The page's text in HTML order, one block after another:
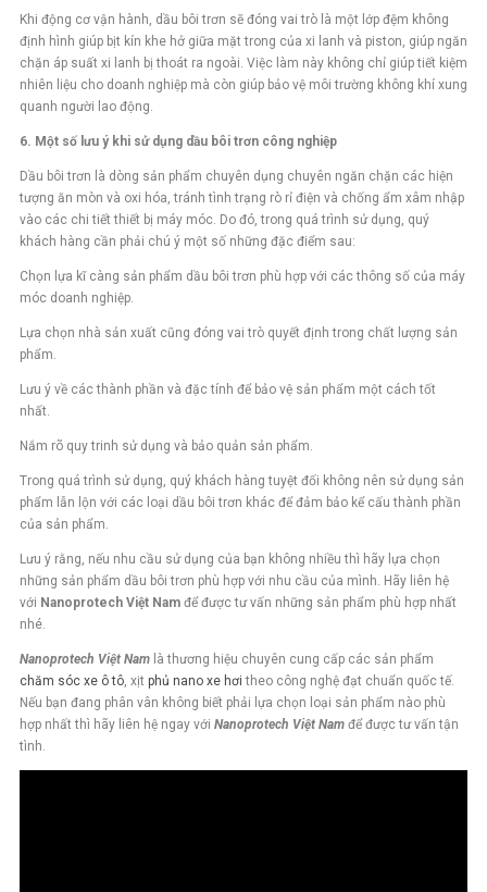
Khi động cơ vận hành, dầu bôi trơn sẽ đóng vai trò là một lớp đệm không
định hình giúp bịt kín khe hở giữa mặt trong của xi lanh và piston, giúp ngăn
chặn áp suất xi lanh bị thoát ra ngoài. Việc làm này không chỉ giúp tiết kiệm
nhiên liệu cho doanh nghiệp mà còn giúp bảo vệ môi trường không khí xung
quanh người lao động.
6. Một số lưu ý khi sử dụng dầu bôi trơn công nghiệp
Dầu bôi trơn là dòng sản phẩm chuyên dụng chuyên ngăn chặn các hiện
tượng ăn mòn và oxi hóa, tránh tình trạng rò rỉ điện và chống ẩm xâm nhập
vào các chi tiết thiết bị máy móc. Do đó, trong quá trình sử dụng, quý
khách hàng cần phải chú ý một số những đặc điểm sau:
Chọn lựa kĩ càng sản phẩm dầu bôi trơn phù hợp với các thông số của máy
móc doanh nghiệp.
Lựa chọn nhà sản xuất cũng đóng vai trò quyết định trong chất lượng sản
phẩm.
Lưu ý về các thành phần và đặc tính để bảo vệ sản phẩm một cách tốt
nhất.
Nắm rõ quy trinh sử dụng và bảo quản sản phẩm.
Trong quá trình sử dụng, quý khách hàng tuyệt đối không nên sử dụng sản
phẩm lẫn lộn với các loại dầu bôi trơn khác để đảm bảo kể cấu thành phần
của sản phẩm.
Lưu ý rằng, nếu nhu cầu sử dụng của bạn không nhiều thì hãy lựa chọn
những sản phẩm dầu bôi trơn phù hợp với nhu cầu của mình. Hãy liên hệ
với Nanoprotech Việt Nam để được tư vấn những sản phẩm phù hợp nhất
nhé.
Nanoprotech Việt Nam là thương hiệu chuyên cung cấp các sản phẩm
chăm sóc xe ô tô, xịt phủ nano xe hơi theo công nghệ đạt chuẩn quốc tế.
Nếu bạn đang phân vân không biết phải lựa chọn loại sản phẩm nào phù
hợp nhất thì hãy liên hệ ngay với Nanoprotech Việt Nam để được tư vấn tận
tình.